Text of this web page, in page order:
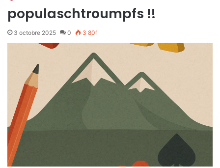
populaschtroumpfs !!
3 octobre 2025 0 3 801